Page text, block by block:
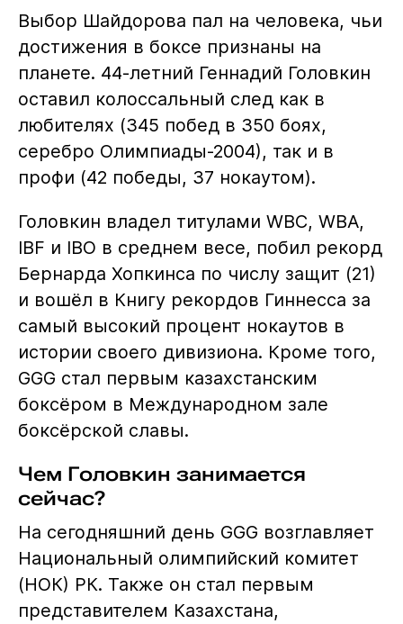
Выбор Шайдорова пал на человека, чьи
достижения в боксе признаны на
планете. 44-летний Геннадий Головкин
оставил колоссальный след как в
любителях (345 побед в 350 боях,
серебро Олимпиады-2004), так и в
профи (42 победы, 37 нокаутом).
Головкин владел титулами WBC, WBA,
IBF и IBO в среднем весе, побил рекорд
Бернарда Хопкинса по числу защит (21)
и вошёл в Книгу рекордов Гиннесса за
самый высокий процент нокаутов в
истории своего дивизиона. Кроме того,
GGG стал первым казахстанским
боксёром в Международном зале
боксёрской славы.
Чем Головкин занимается
сейчас?
На сегодняшний день GGG возглавляет
Национальный олимпийский комитет
(НОК) РК. Также он стал первым
представителем Казахстана,